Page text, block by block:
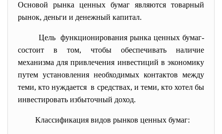
Основой рынка ценных бумаг являются товарный
рынок, деньги и денежный капитал.
Цель функционирования рынка ценных бумаг-
состоит в том, чтобы обеспечивать наличие
механизма для привлечения инвестиций в экономику
путем установления необходимых контактов между
теми, кто нуждается в средствах, и теми, кто хотел бы
инвестировать избыточный доход.
Классификация видов рынков ценных бумаг: